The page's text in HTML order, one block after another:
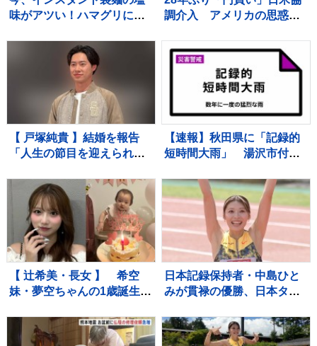
味がアツい！ハマグリに毛
麺も！専門家ゲキ推しの7品
を大家族が1週間ガチ比較！
【それスタ】
調介入 アメリカの思惑
力”か？【サンデーモーニン
グ】
【 戸塚純貴 】結婚を報告
「人生の節目を迎えられる
ます」「さらなる飛躍を目
指して」精進誓う
【速報】秋田県に「記録的
短時間大雨」 湯沢市付近
な雨 災害警戒 9日13:49時
点
【 辻希美・長女 】 希空
妹・夢空ちゃんの1歳誕生日
愛くて見るだけで癒されて
るよ」 「姉妹で沢山お出か
日本記録保持者・中島ひと
みが貫禄の優勝、日本タイ
を制す 予選で12秒62の日
本新をマーク【陸上・富士